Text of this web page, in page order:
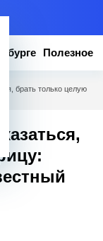
Полезное
брать только целую